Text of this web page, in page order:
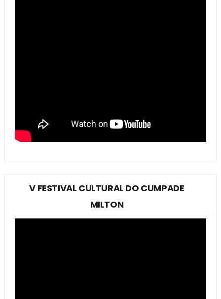
V FESTIVAL CULTURAL DO CUMPADE
MILTON